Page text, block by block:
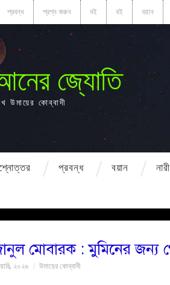
প্রবন্ধ প্রশ্ন করুন বই বই বয়ান
জ্যোতি
উমায়ের কোব্বাদী
প্রবন্ধ বয়ান
মোবারক : মুমিনের জন্য
২০২৬ উমায়ের কোব্বাদী